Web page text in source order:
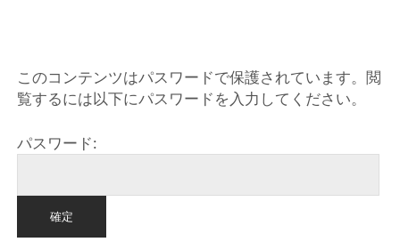
このコンテンツはパスワードで保護されています。閲
覧するには以下にパスワードを入力してください。
パスワード: